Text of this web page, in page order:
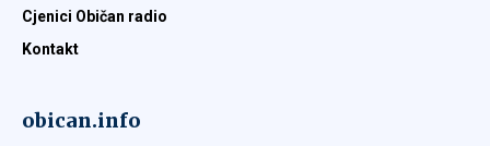
Cjenici Običan radio
Kontakt
obican.info